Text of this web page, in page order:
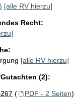
[alle RV hierzu]
Recht:
[alle RV hierzu]
(2):
( PDF - 2 Seiten)